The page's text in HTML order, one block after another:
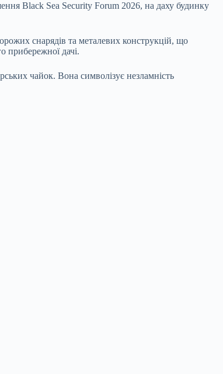
Black Sea Security Forum 2026, на даху будинку
снарядів та металевих конструкцій, що
прибережної дачі.
чайок. Вона символізує незламність